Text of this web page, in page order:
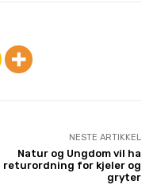
NESTE ARTIKKEL
Natur og Ungdom vil ha
returordning for kjeler og
gryter